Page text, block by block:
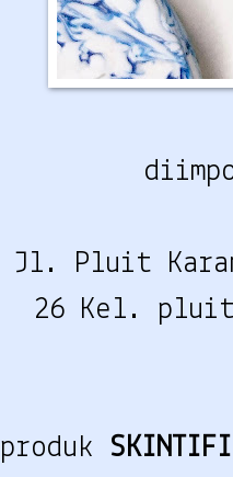
Jl. Pluit
26 Kel.
produk